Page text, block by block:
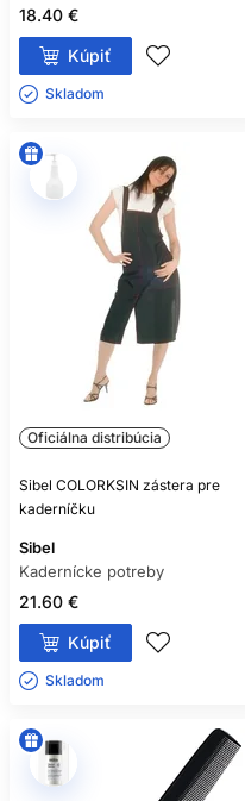
18.40 €
Kúpiť
Skladom ㅤ
Oficiálna distribúcia
Sibel COLORKSIN zástera pre
kaderníčku
Sibel
Kadernícke potreby
21.60 €
Kúpiť
Skladom ㅤ